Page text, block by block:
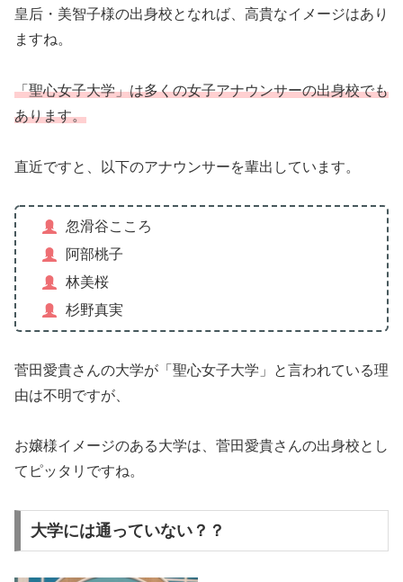
皇后・美智子様の出身校となれば、高貴なイメージはあり
ますね。
「聖心女子大学」は多くの女子アナウンサーの出身校でも
あります。
直近ですと、以下のアナウンサーを輩出しています。
忽滑谷こころ
阿部桃子
林美桜
杉野真実
菅田愛貴さんの大学が「聖心女子大学」と言われている理
由は不明ですが、
お嬢様イメージのある大学は、菅田愛貴さんの出身校とし
てピッタリですね。
大学には通っていない？？